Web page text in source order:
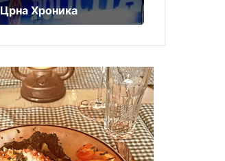
Црна Хроника